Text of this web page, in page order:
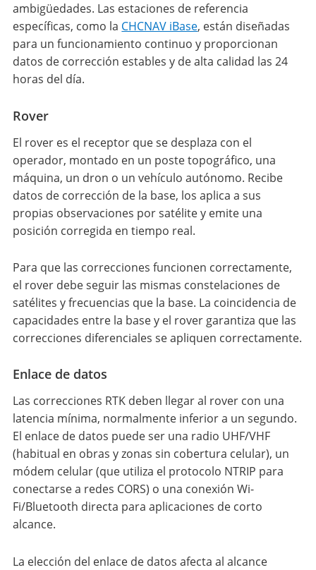
ambigüedades. Las estaciones de referencia
específicas, como la CHCNAV iBase, están diseñadas
para un funcionamiento continuo y proporcionan
datos de corrección estables y de alta calidad las 24
horas del día.
Rover
El rover es el receptor que se desplaza con el
operador, montado en un poste topográfico, una
máquina, un dron o un vehículo autónomo. Recibe
datos de corrección de la base, los aplica a sus
propias observaciones por satélite y emite una
posición corregida en tiempo real.
Para que las correcciones funcionen correctamente,
el rover debe seguir las mismas constelaciones de
satélites y frecuencias que la base. La coincidencia de
capacidades entre la base y el rover garantiza que las
correcciones diferenciales se apliquen correctamente.
Enlace de datos
Las correcciones RTK deben llegar al rover con una
latencia mínima, normalmente inferior a un segundo.
El enlace de datos puede ser una radio UHF/VHF
(habitual en obras y zonas sin cobertura celular), un
módem celular (que utiliza el protocolo NTRIP para
conectarse a redes CORS) o una conexión Wi-
Fi/Bluetooth directa para aplicaciones de corto
alcance.
La elección del enlace de datos afecta al alcance